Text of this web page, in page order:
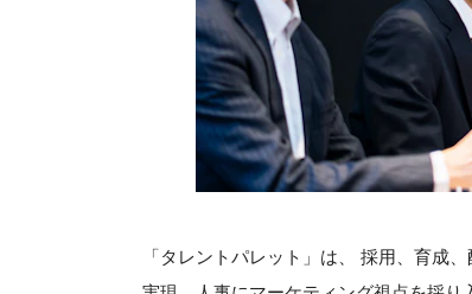
「タレントパレット」は、 採用、育成